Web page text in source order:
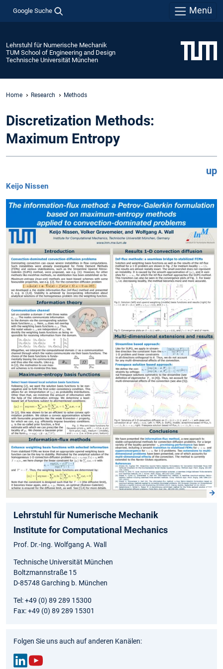
Google Suche Menü
Lehrstuhl für Numerische Mechanik
TUM School of Engineering and Design
Technische Universität München
Home Research Methods
Discretization Methods:
Maximum Entropy
up
Keijo Nissen
Lehrstuhl für Numerische Mechanik
Institute for Computational Mechanics
Prof. Dr.-Ing. Wolfgang A. Wall
Technische Universität München
Boltzmannstraße 15
D-85748 Garching b. München
Tel: +49 (0) 89 289 15300
Fax: +49 (0) 89 289 15301
Folgen Sie uns auch auf anderen Kanälen: